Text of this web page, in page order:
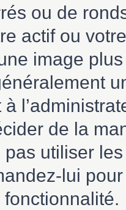
ou de
actif ou
image
à
de la
utiliser
lui